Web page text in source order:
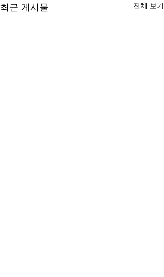
최근 게시물 전체 보기